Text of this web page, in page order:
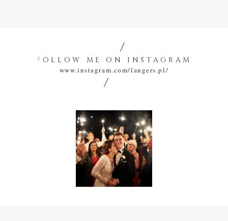
www.instagram.com/langers.pl/
FOLLOW ME ON INSTAGRAM
INSTA
GALERY